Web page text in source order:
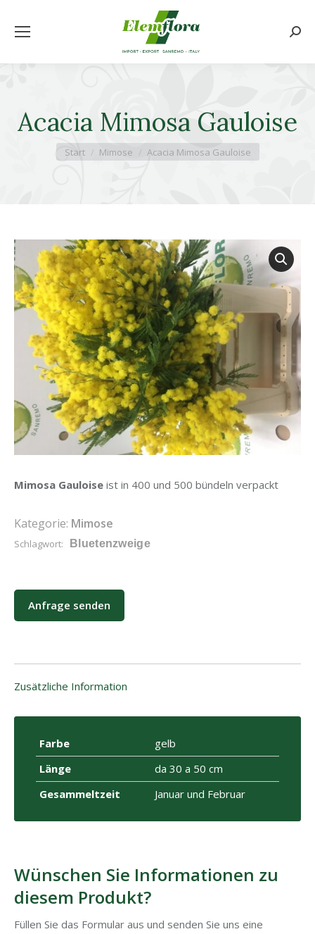
Acacia Mimosa Gauloise
Sie befinden sich hier:
Start Mimose Acacia Mimosa Gauloise
Mimosa Gauloise ist in 400 und 500 bündeln verpackt
Kategorie: Mimose
Schlagwort: Bluetenzweige
Anfrage senden
Zusätzliche Information
Farbe
gelb
Länge
da 30 a 50 cm
Gesammeltzeit
Januar und Februar
Wünschen Sie Informationen zu
diesem Produkt?
Füllen Sie das Formular aus und senden Sie uns eine